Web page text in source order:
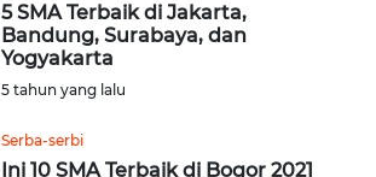
5 SMA Terbaik di Jakarta,
Bandung, Surabaya, dan
Yogyakarta
5 tahun yang lalu
Serba-serbi
Ini 10 SMA Terbaik di Bogor 2021